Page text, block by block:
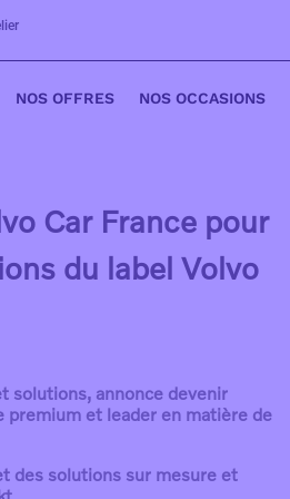
NOS OFFRES NOS OCCASIONS
Car France pour
du label Volvo
solutions, annonce devenir
premium et leader en matière de
des solutions sur mesure et